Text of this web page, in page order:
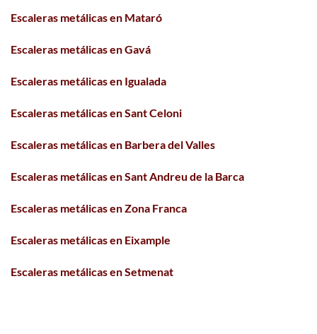
Escaleras metálicas en Mataró
Escaleras metálicas en Gavá
Escaleras metálicas en Igualada
Escaleras metálicas en Sant Celoni
Escaleras metálicas en Barbera del Valles
Escaleras metálicas en Sant Andreu de la Barca
Escaleras metálicas en Zona Franca
Escaleras metálicas en Eixample
Escaleras metálicas en Setmenat